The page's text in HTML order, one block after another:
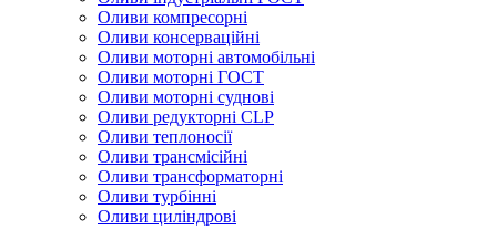
Оливи компресорні
Оливи консерваційні
Оливи моторні автомобільні
Оливи моторні ГОСТ
Оливи моторні суднові
Оливи редукторні CLP
Оливи теплоносії
Оливи трансмісійні
Оливи трансформаторні
Оливи турбінні
Оливи циліндрові